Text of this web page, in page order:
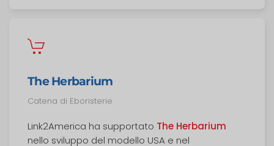
The Herbarium
Catena di Eboristerie
Link2America ha supportato The Herbarium
nello sviluppo del modello USA e nel